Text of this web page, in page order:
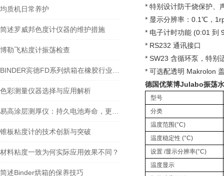
均质机日常养护
简述罗威邦色度计仪器的维护措施
博勒飞粘度计振荡检查
色彩测量仪器选择与应用解析
锥板粘度计的技术创新与突破
材料粘度一致为何实际应用效果不同？
简述Binder烘箱的保养技巧
* 特别设计防干烧保护、
* 显示分辨率：0.1℃，
* 电子计时功能 (0:01 到
* RS232 通讯接口
* SW23 含循环泵，特别
* 可选配透明 Makrolon
德国优莱博Julabo振荡
型号
分类
温度范围(°C)
温度稳定性 (°C)
设置 /显示分辨率(°C)
温度显示